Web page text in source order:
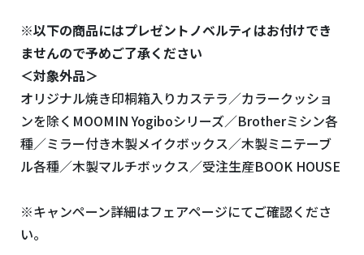
※以下の商品にはプレゼントノベルティはお付けでき
ませんので予めご了承ください
＜対象外品＞
オリジナル焼き印桐箱入りカステラ／カラークッショ
ンを除くMOOMIN Yogiboシリーズ／Brotherミシン各
種／ミラー付き木製メイクボックス／木製ミニテーブ
ル各種／木製マルチボックス／受注生産BOOK HOUSE
※キャンペーン詳細はフェアページにてご確認くださ
い。